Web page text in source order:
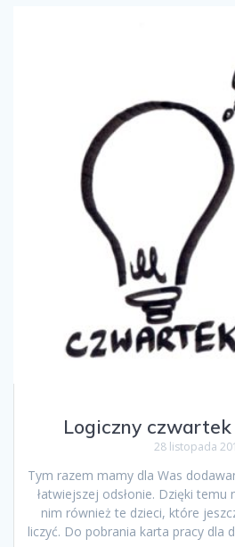
Logiczny
28 listopada
Tym razem mamy dla Was
łatwiejszej odsłonie. Dzięki
nim również te dzieci, które
liczyć. Do pobrania karta pracy dla